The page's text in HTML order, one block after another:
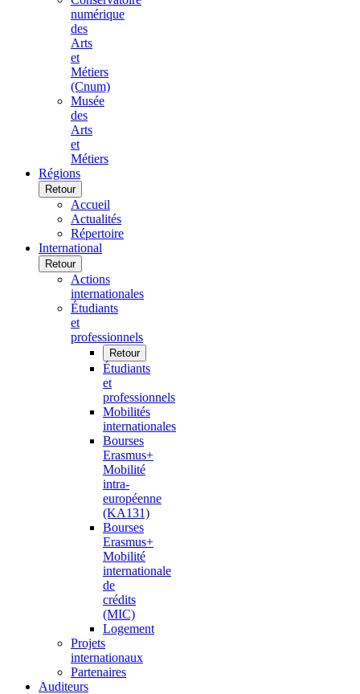
numérique
des
Arts
et
Métiers
(Cnum)
Musée
des
Arts
et
Métiers
Régions
Retour
Accueil
Actualités
Répertoire
International
Retour
Actions
internationales
Étudiants
et
professionnels
Retour
Étudiants
et
professionnels
Mobilités
internationales
Bourses
Erasmus+
Mobilité
intra-
européenne
(KA131)
Bourses
Erasmus+
Mobilité
internationale
de
crédits
(MIC)
Logement
Projets
internationaux
Partenaires
Auditeurs